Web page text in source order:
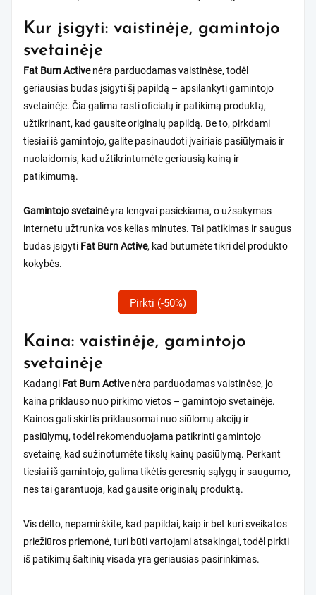
Kur įsigyti: vaistinėje, gamintojo
svetainėje
Fat Burn Activenėra parduodamas vaistinėse, todėl
geriausias būdas įsigyti šį papildą – apsilankyti gamintojo
svetainėje. Čia galima rasti oficialų ir patikimą produktą,
užtikrinant, kad gausite originalų papildą. Be to, pirkdami
tiesiai iš gamintojo, galite pasinaudoti įvairiais pasiūlymais ir
nuolaidomis, kad užtikrintumėte geriausią kainą ir
patikimumą.
Gamintojo svetainėyra lengvai pasiekiama, o užsakymas
internetu užtrunka vos kelias minutes. Tai patikimas ir saugus
būdas įsigyti Fat Burn Active, kad būtumėte tikri dėl produkto
kokybės.
Pirkti (-50%)
Kaina: vaistinėje, gamintojo
svetainėje
Kadangi Fat Burn Activenėra parduodamas vaistinėse, jo
kaina priklauso nuo pirkimo vietos – gamintojo svetainėje.
Kainos gali skirtis priklausomai nuo siūlomų akcijų ir
pasiūlymų, todėl rekomenduojama patikrinti gamintojo
svetainę, kad sužinotumėte tikslų kainų pasiūlymą. Perkant
tiesiai iš gamintojo, galima tikėtis geresnių sąlygų ir saugumo,
nes tai garantuoja, kad gausite originalų produktą.
Vis dėlto, nepamirškite, kad papildai, kaip ir bet kuri sveikatos
priežiūros priemonė, turi būti vartojami atsakingai, todėl pirkti
iš patikimų šaltinių visada yra geriausias pasirinkimas.